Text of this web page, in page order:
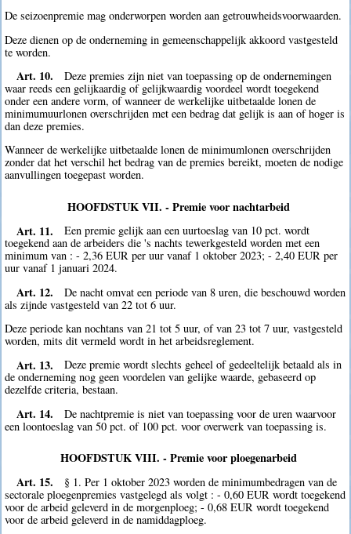
De seizoenpremie mag onderworpen worden aan getrouwheidsvoorwaarden.
Deze dienen op de onderneming in gemeenschappelijk akkoord vastgesteld
te worden.
Art. 10.
Deze premies zijn niet van toepassing op de ondernemingen
waar reeds een gelijkaardig of gelijkwaardig voordeel wordt toegekend
onder een andere vorm, of wanneer de werkelijke uitbetaalde lonen de
minimumuurlonen overschrijden met een bedrag dat gelijk is aan of hoger is
dan deze premies.
Wanneer de werkelijke uitbetaalde lonen de minimumlonen overschrijden
zonder dat het verschil het bedrag van de premies bereikt, moeten de nodige
aanvullingen toegepast worden.
HOOFDSTUK VII. - Premie voor nachtarbeid
Art. 11.
Een premie gelijk aan een uurtoeslag van 10 pct. wordt
toegekend aan de arbeiders die 's nachts tewerkgesteld worden met een
minimum van : - 2,36 EUR per uur vanaf 1 oktober 2023; - 2,40 EUR per
uur vanaf 1 januari 2024.
Art. 12.
De nacht omvat een periode van 8 uren, die beschouwd worden
als zijnde vastgesteld van 22 tot 6 uur.
Deze periode kan nochtans van 21 tot 5 uur, of van 23 tot 7 uur, vastgesteld
worden, mits dit vermeld wordt in het arbeidsreglement.
Art. 13.
Deze premie wordt slechts geheel of gedeeltelijk betaald als in
de onderneming nog geen voordelen van gelijke waarde, gebaseerd op
dezelfde criteria, bestaan.
Art. 14.
De nachtpremie is niet van toepassing voor de uren waarvoor
een loontoeslag van 50 pct. of 100 pct. voor overwerk van toepassing is.
HOOFDSTUK VIII. - Premie voor ploegenarbeid
Art. 15.
§ 1. Per 1 oktober 2023 worden de minimumbedragen van de
sectorale ploegenpremies vastgelegd als volgt : - 0,60 EUR wordt toegekend
voor de arbeid geleverd in de morgenploeg; - 0,68 EUR wordt toegekend
voor de arbeid geleverd in de namiddagploeg.